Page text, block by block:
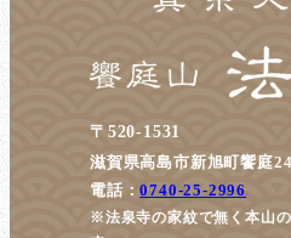
〒520-1531
滋賀県高島市新旭町饗庭
電話：0740-25-2996
※法泉寺の家紋で無く本山